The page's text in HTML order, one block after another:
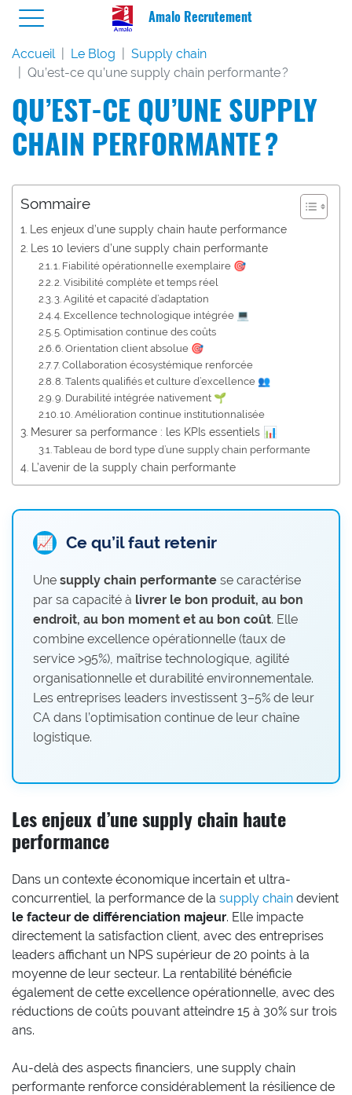
Amalo Recrutement
Accueil Le Blog
Supply chain
Qu’est-ce qu’une supply chain performante ?
QU’EST-CE QU’UNE SUPPLY
CHAIN PERFORMANTE ?
Sommaire
Les enjeux d’une supply chain haute performance
Les 10 leviers d’une supply chain performante
1. Fiabilité opérationnelle exemplaire 🎯
2. Visibilité complète et temps réel
3. Agilité et capacité d’adaptation
4. Excellence technologique intégrée 💻
5. Optimisation continue des coûts
6. Orientation client absolue 🎯
7. Collaboration écosystémique renforcée
8. Talents qualifiés et culture d’excellence 👥
9. Durabilité intégrée nativement 🌱
10. Amélioration continue institutionnalisée
Mesurer sa performance : les KPIs essentiels 📊
Tableau de bord type d’une supply chain performante
L’avenir de la supply chain performante
📈 Ce qu’il faut retenir
Une supply chain performante se caractérise
par sa capacité à livrer le bon produit, au bon
endroit, au bon moment et au bon coût. Elle
combine excellence opérationnelle (taux de
service >95%), maîtrise technologique, agilité
organisationnelle et durabilité environnementale.
Les entreprises leaders investissent 3–5% de leur
CA dans l’optimisation continue de leur chaîne
logistique.
Les enjeux d’une supply chain haute
performance
Dans un contexte économique incertain et ultra-
concurrentiel, la performance de la supply chain devient
le facteur de différenciation majeur. Elle impacte
directement la satisfaction client, avec des entreprises
leaders affichant un NPS supérieur de 20 points à la
moyenne de leur secteur. La rentabilité bénéficie
également de cette excellence opérationnelle, avec des
réductions de coûts pouvant atteindre 15 à 30% sur trois
ans.
Au-delà des aspects financiers, une supply chain
performante renforce considérablement la résilience de